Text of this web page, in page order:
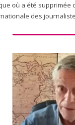
où a été supprimée
des